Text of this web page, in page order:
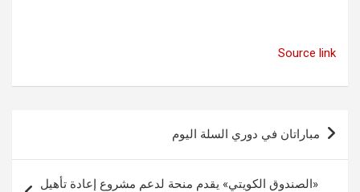
Source link
تصفّح
المقالات
مباراتان في دوري السلة اليوم
«الصندوق الكويتي» يقدم منحة لدعم مشروع إعادة تأهيل